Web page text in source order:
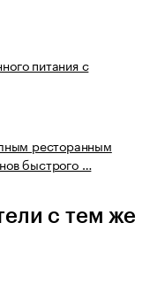
питания с
ресторанным
быстрого …
с тем же